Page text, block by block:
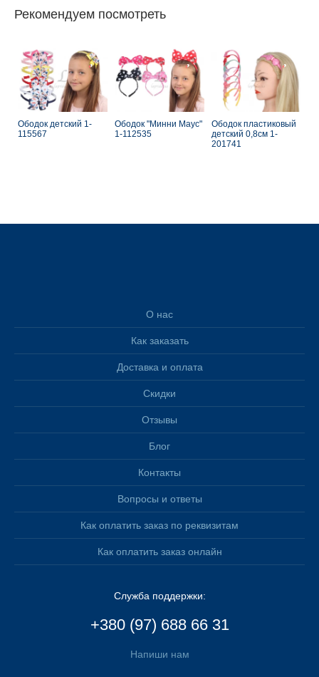
Рекомендуем посмотреть
Ободок детский 1-
115567
Ободок "Минни Маус"
1-112535
Ободок пластиковый
детский 0,8см 1-
201741
О нас
Как заказать
Доставка и оплата
Скидки
Отзывы
Блог
Контакты
Вопросы и ответы
Как оплатить заказ по реквизитам
Как оплатить заказ онлайн
Служба поддержки:
+380 (97) 688 66 31
Напиши нам